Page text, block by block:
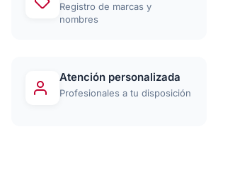
Registro de marcas y
nombres
Atención personalizada
Profesionales a tu disposición